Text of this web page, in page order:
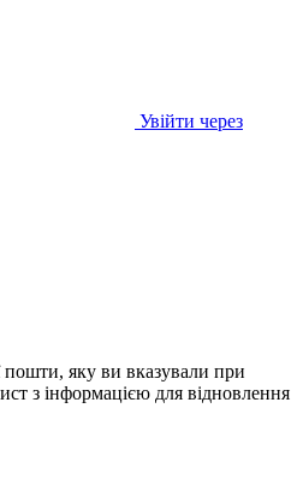
Увійти через
пошти, яку ви вказували при
з інформацією для відновлення